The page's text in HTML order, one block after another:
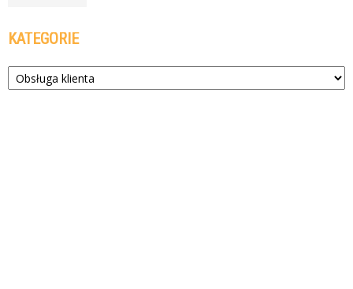
KATEGORIE
Kategorie